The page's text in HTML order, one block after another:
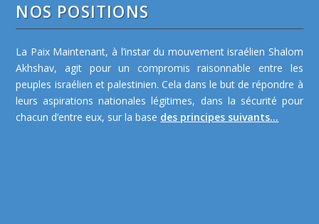
NOS POSITIONS
La Paix Maintenant, à l’instar du mouvement israélien Shalom
Akhshav, agit pour un compromis raisonnable entre les
peuples israélien et palestinien. Cela dans le but de répondre à
leurs aspirations nationales légitimes, dans la sécurité pour
chacun d’entre eux, sur la base des principes suivants...